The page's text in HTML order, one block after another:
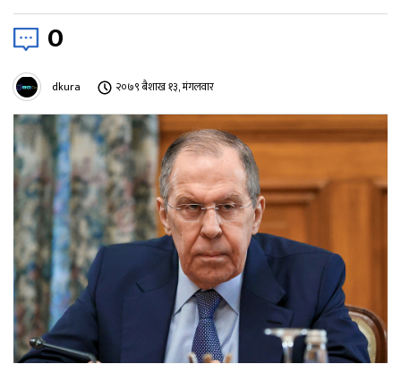
0
dkura २०७९ बैशाख १३, मंगलवार